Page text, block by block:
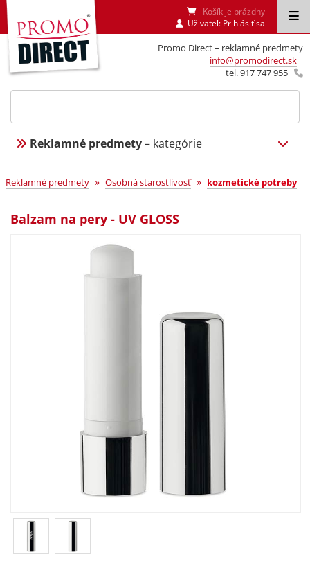
Promo Direct – reklamné predmety
info@promodirect.sk
tel. 917 747 955
Košík je prázdny
Uživateľ: Prihlásiť sa
Reklamné predmety– kategórie
Reklamné predmety » Osobná starostlivosť» kozmetické potreby
Balzam na pery - UV GLOSS